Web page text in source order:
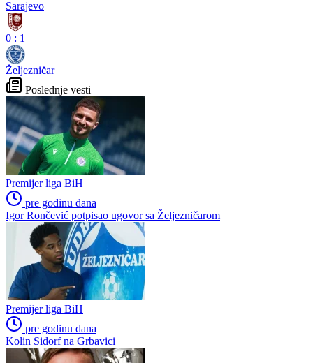
Sarajevo
0 : 1
Željezničar
Poslednje vesti
Premijer liga BiH
pre godinu dana
Igor Rončević potpisao ugovor sa Željezničarom
Premijer liga BiH
pre godinu dana
Kolin Sidorf na Grbavici